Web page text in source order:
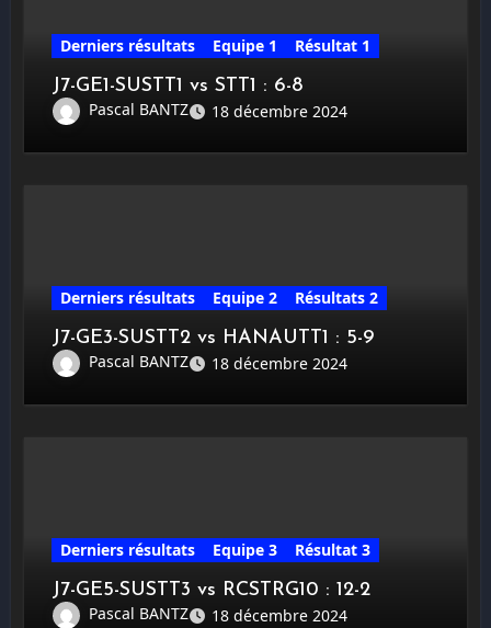
Derniers résultats Equipe 1
Résultat 1
J7-GE1-SUSTT1 vs STT1 : 6-8
Pascal BANTZ
18 décembre 2024
Derniers résultats Equipe 2
Résultats 2
J7-GE3-SUSTT2 vs HANAUTT1 : 5-9
Pascal BANTZ
18 décembre 2024
Derniers résultats Equipe 3
Résultat 3
J7-GE5-SUSTT3 vs RCSTRG10 : 12-2
Pascal BANTZ
18 décembre 2024